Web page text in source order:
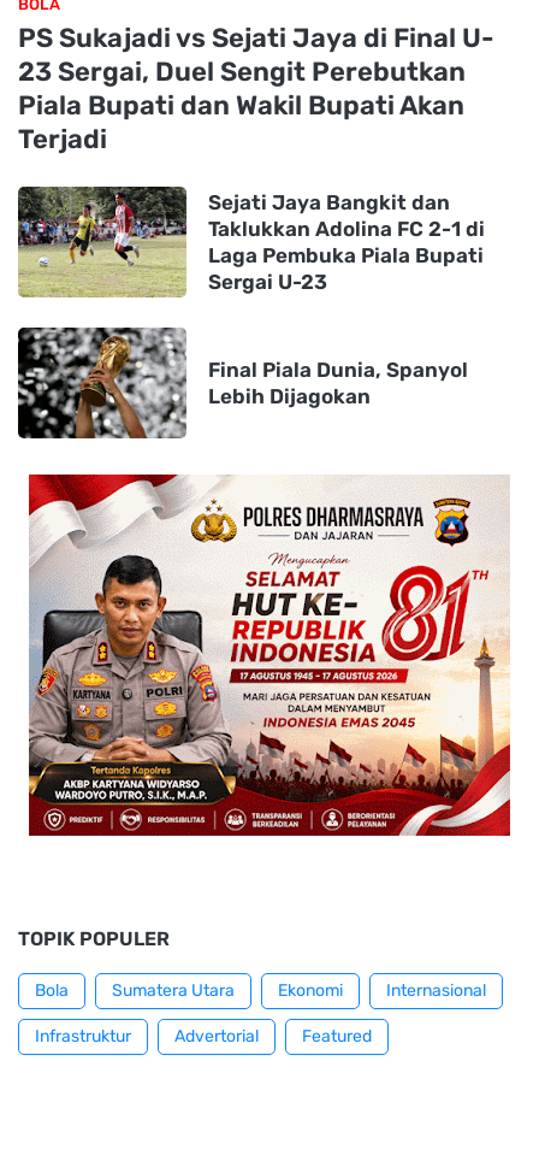
BOLA
PS Sukajadi vs Sejati Jaya di Final U-
23 Sergai, Duel Sengit Perebutkan
Piala Bupati dan Wakil Bupati Akan
Terjadi
Sejati Jaya Bangkit dan
Taklukkan Adolina FC 2-1 di
Laga Pembuka Piala Bupati
Sergai U-23
Final Piala Dunia, Spanyol
Lebih Dijagokan
TOPIK POPULER
Bola Sumatera Utara Ekonomi Internasional
Infrastruktur Advertorial Featured